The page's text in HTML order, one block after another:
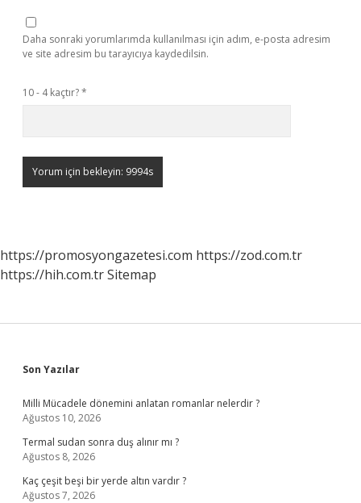
Daha sonraki yorumlarımda kullanılması için adım, e-posta adresim
ve site adresim bu tarayıcıya kaydedilsin.
10 - 4 kaçtır?*
https://promosyongazetesi.com https://zod.com.tr
https://hih.com.trSitemap
Sidebar
Son Yazılar
Milli Mücadele dönemini anlatan romanlar nelerdir ?
Ağustos 10, 2026
Termal sudan sonra duş alınır mı ?
Ağustos 8, 2026
Kaç çeşit beşi bir yerde altın vardır ?
Ağustos 7, 2026